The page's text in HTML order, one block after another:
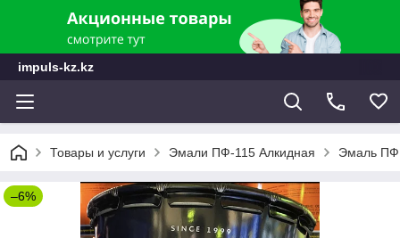
impuls-kz.kz
Товары и услуги Эмали ПФ-115 Алкидная Эмаль ПФ
–6%